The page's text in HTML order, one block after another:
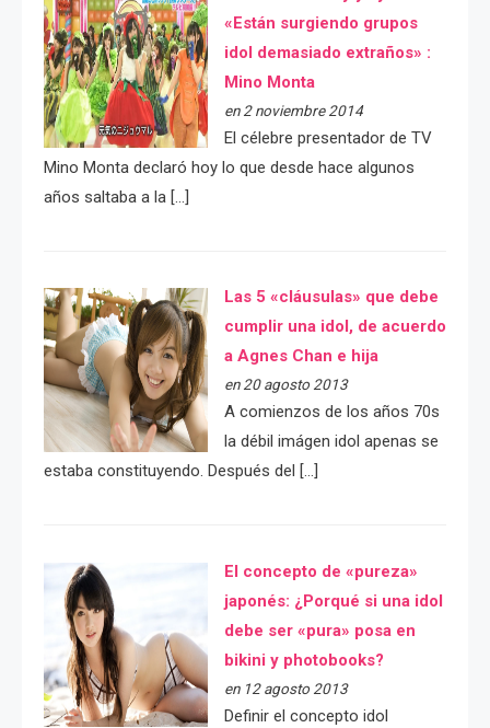
«Están surgiendo grupos
idol demasiado extraños» :
Mino Monta
en 2 noviembre 2014
El célebre presentador de TV
Mino Monta declaró hoy lo que desde hace algunos
años saltaba a la […]
Las 5 «cláusulas» que debe
cumplir una idol, de acuerdo
a Agnes Chan e hija
en 20 agosto 2013
A comienzos de los años 70s
la débil imágen idol apenas se
estaba constituyendo. Después del […]
El concepto de «pureza»
japonés: ¿Porqué si una idol
debe ser «pura» posa en
bikini y photobooks?
en 12 agosto 2013
Definir el concepto idol